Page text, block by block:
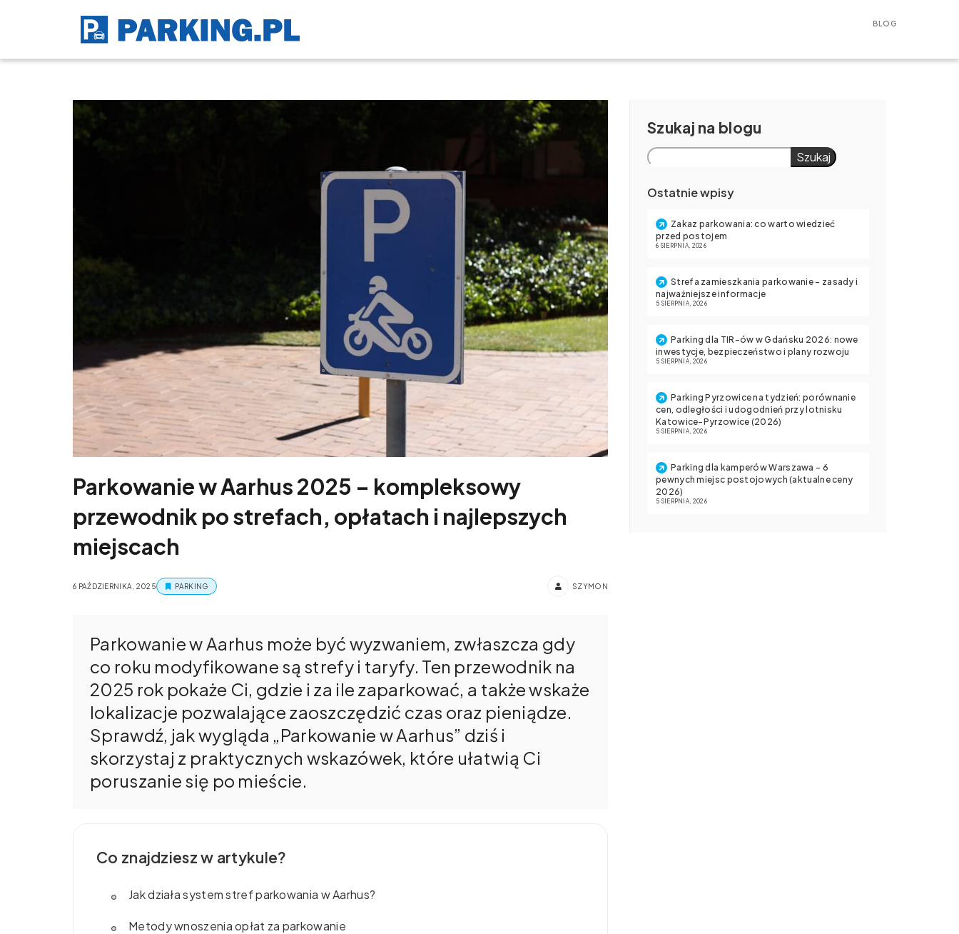
BLOG
Parkowanie w Aarhus 2025 – kompleksowy
przewodnik po strefach, opłatach i najlepszych
miejscach
6 PAŹDZIERNIKA, 2025 PARKING SZYMON
Parkowanie w Aarhus może być wyzwaniem, zwłaszcza gdy
co roku modyfikowane są strefy i taryfy. Ten przewodnik na
2025 rok pokaże Ci, gdzie i za ile zaparkować, a także wskaże
lokalizacje pozwalające zaoszczędzić czas oraz pieniądze.
Sprawdź, jak wygląda „Parkowanie w Aarhus” dziś i
skorzystaj z praktycznych wskazówek, które ułatwią Ci
poruszanie się po mieście.
Co znajdziesz w artykule?
Jak działa system stref parkowania w Aarhus?
Metody wnoszenia opłat za parkowanie
Szukaj
Szukaj
Ostatnie wpisy
Zakaz parkowania: co warto wiedzieć
przed postojem
6 SIERPNIA, 2026
Strefa zamieszkania parkowanie – zasady i
najważniejsze informacje
5 SIERPNIA, 2026
Parking dla TIR-ów w Gdańsku 2026: nowe
inwestycje, bezpieczeństwo i plany rozwoju
5 SIERPNIA, 2026
Parking Pyrzowice na tydzień: porównanie
cen, odległości i udogodnień przy lotnisku
Katowice-Pyrzowice (2026)
5 SIERPNIA, 2026
Parking dla kamperów Warszawa – 6
pewnych miejsc postojowych (aktualne ceny
2026)
5 SIERPNIA, 2026